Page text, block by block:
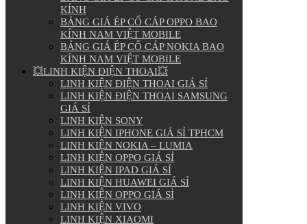
KÍNH
BẢNG GIÁ ÉP CỔ CÁP OPPO BAO
KÍNH NAM VIỆT MOBILE
BẢNG GIÁ ÉP CỔ CÁP NOKIA BAO
KÍNH NAM VIỆT MOBILE
💥LINH KIỆN ĐIỆN THOẠI💥
LINH KIỆN ĐIỆN THOẠI GIÁ SỈ
LINH KIỆN ĐIỆN THOẠI SAMSUNG
GIÁ SỈ
LINH KIỆN SONY
LINH KIỆN IPHONE GIÁ SỈ TPHCM
LINH KIỆN NOKIA – LUMIA
LINH KIỆN OPPO GIÁ SỈ
LINH KIỆN IPAD GIÁ SỈ
LINH KIỆN HUAWEI GIÁ SỈ
LINH KIỆN OPPO GIÁ SỈ
LINH KIỆN VIVO
LINH KIỆN XIAOMI